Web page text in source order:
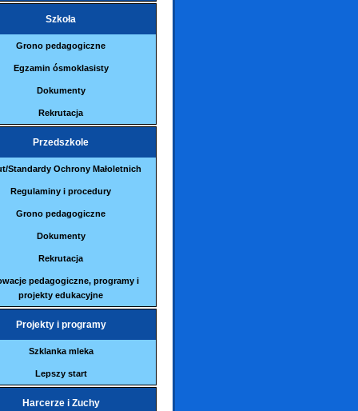
Szkoła
Grono pedagogiczne
Egzamin ósmoklasisty
Dokumenty
Rekrutacja
Przedszkole
Standardy Ochrony Małoletnich
Regulaminy i procedury
Grono pedagogiczne
Dokumenty
Rekrutacja
pedagogiczne, programy i
projekty edukacyjne
Projekty i programy
Szklanka mleka
Lepszy start
Harcerze i Zuchy